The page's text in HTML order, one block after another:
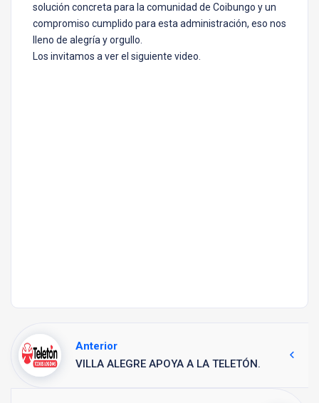
solución concreta para la comunidad de Coibungo y un
compromiso cumplido para esta administración, eso nos
lleno de alegría y orgullo.
Los invitamos a ver el siguiente video.
Anterior
VILLA ALEGRE APOYA A LA TELETÓN.